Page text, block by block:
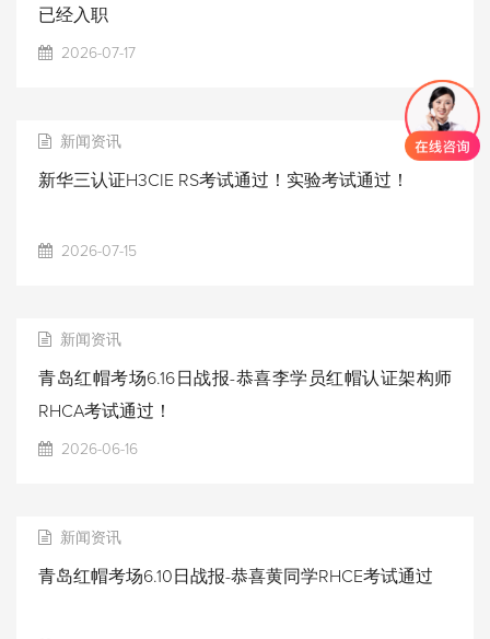
已经入职
2026-07-17
新闻资讯
新华三认证H3CIE RS考试通过！实验考试通过！
2026-07-15
新闻资讯
青岛红帽考场6.16日战报-恭喜李学员红帽认证架构师
RHCA考试通过！
2026-06-16
新闻资讯
青岛红帽考场6.10日战报-恭喜黄同学RHCE考试通过